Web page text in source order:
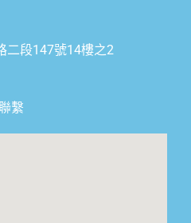
二段147號14樓之2
繫